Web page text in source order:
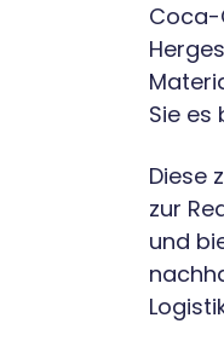
Coca-
Sie es
Diese
zur
und